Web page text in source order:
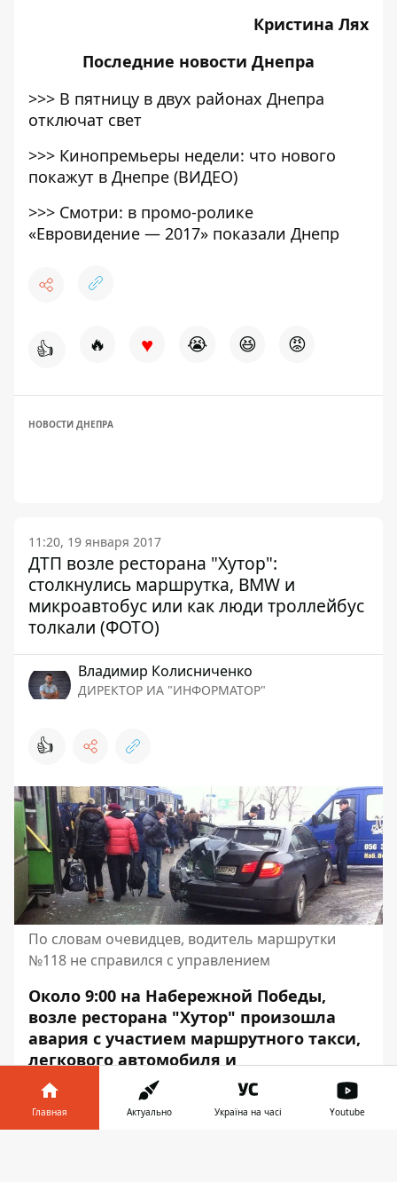
Кристина Лях
Последние новости Днепра
>>> В пятницу в двух районах Днепра
отключат свет
>>> Кинопремьеры недели: что нового
покажут в Днепре (ВИДЕО)
>>> Смотри: в промо-ролике
«Евровидение — 2017» показали Днепр
👍 🔥 ♥ 😭 😆 😡
НОВОСТИ ДНЕПРА
11:20, 19 января 2017
ДТП возле ресторана "Хутор":
столкнулись маршрутка, BMW и
микроавтобус или как люди троллейбус
толкали (ФОТО)
Владимир Колисниченко
ДИРЕКТОР ИА "ИНФОРМАТОР"
👍
По словам очевидцев, водитель маршрутки
№118 не справился с управлением
Около 9:00 на Набережной Победы,
возле ресторана "Хутор" произошла
авария с участием маршрутного такси,
легкового автомобиля и
микроавтобуса.
Об этом
Информатор
сообщает с места
Главная Актуально Україна на часі Youtube